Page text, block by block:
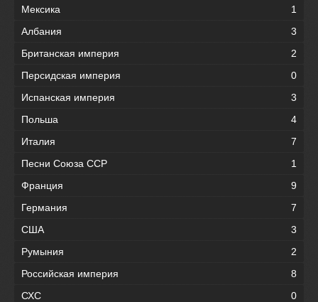
Мексика
1
Албания
3
Британская империя
2
Персидская империя
0
Испанская империя
3
Польша
4
Италия
7
Песни Союза ССР
1
Франция
9
Германия
7
США
3
Румыния
2
Российская империя
8
СХС
0